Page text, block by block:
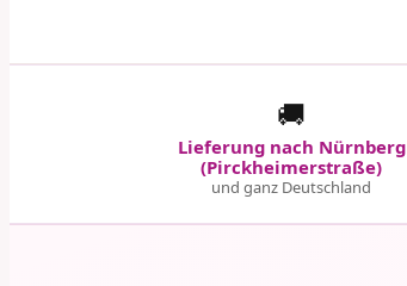
🚚
Lieferung nach Nürnberg
(Pirckheimerstraße)
und ganz Deutschland